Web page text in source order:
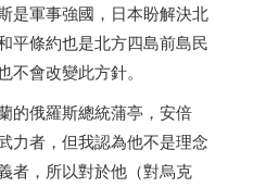
是軍事強國， 日本盼解決北
平條約也是北方四島前島民
不會改變此方針。
的俄羅斯總統蒲亭，安倍
力者，但我認為他不是理念
者，所以對於他（對烏克